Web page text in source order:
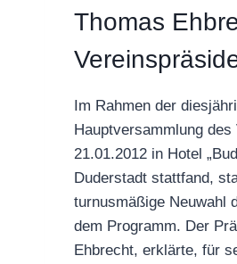
Thomas
Im Rahmen der
Hauptversammlung des
21.01.2012 in Hotel
Duderstadt stattfand,
turnusmäßige Neuwahl
dem Programm. Der
Ehbrecht, erklärte, für